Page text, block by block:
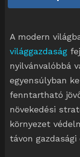
A modern
világgazdaság
nyilvánvalóbbá
egyensúlyban
fenntartható
növekedési
környezet
távon